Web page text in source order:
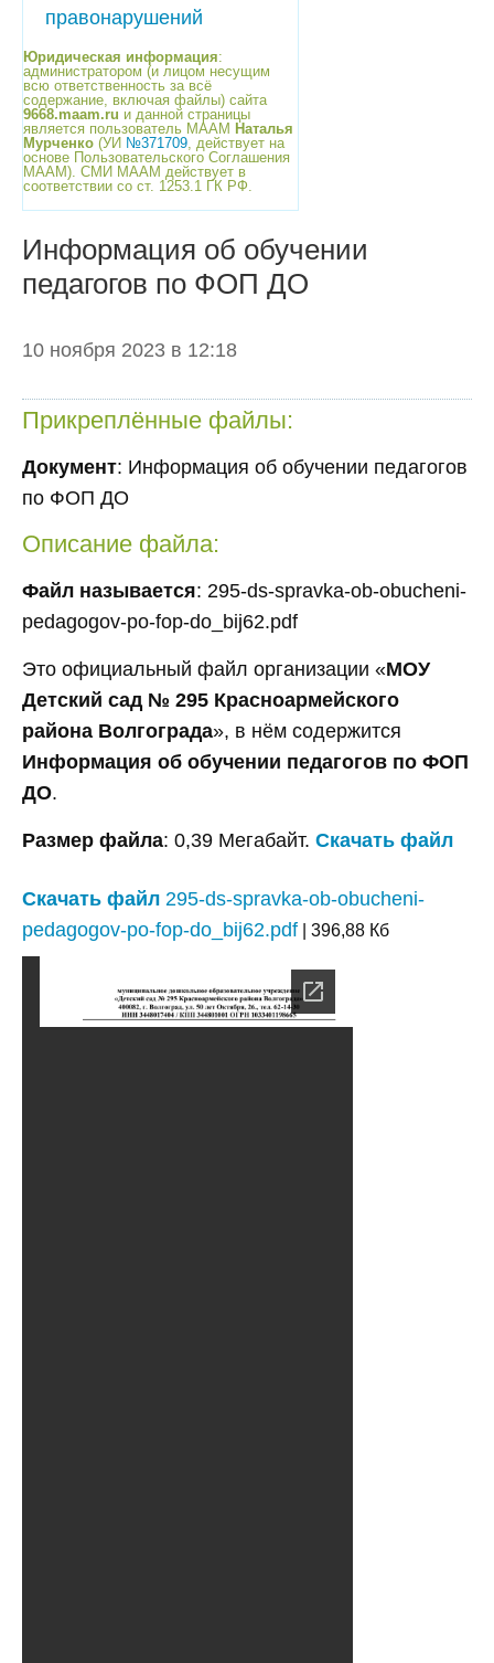
правонарушений
Юридическая информация:
администратором (и лицом несущим
всю ответственность за всё
содержание, включая файлы) сайта
9668.maam.ru и данной страницы
является пользователь МААМ Наталья
Мурченко (УИ №371709, действует на
основе Пользовательского Соглашения
МААМ). СМИ МААМ действует в
соответствии со ст. 1253.1 ГК РФ.
Информация об обучении
педагогов по ФОП ДО
10 ноября 2023 в 12:18
Прикреплённые файлы:
Документ: Информация об обучении педагогов
по ФОП ДО
Описание файла:
Файл называется: 295-ds-spravka-ob-obucheni-
pedagogov-po-fop-do_bij62.pdf
Это официальный файл организации «МОУ
Детский сад № 295 Красноармейского
района Волгограда», в нём содержится
Информация об обучении педагогов по ФОП
ДО.
Размер файла: 0,39 Мегабайт. Скачать файл
Скачать файл 295-ds-spravka-ob-obucheni-
pedagogov-po-fop-do_bij62.pdf | 396,88 Кб